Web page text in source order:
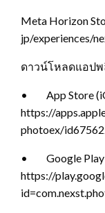
Meta Horizon
jp/experiences/
ดาวน์โหลดแอปพ
• App Store
https://
photoex/
• Google Play
https://